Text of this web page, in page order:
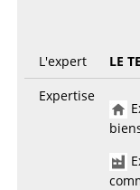
L'expert
LE
Expertise